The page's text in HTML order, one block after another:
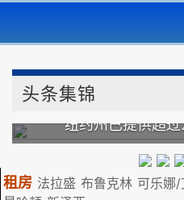
头条集锦
获得免费2-
租房 法拉盛 布鲁克林 可乐娜/